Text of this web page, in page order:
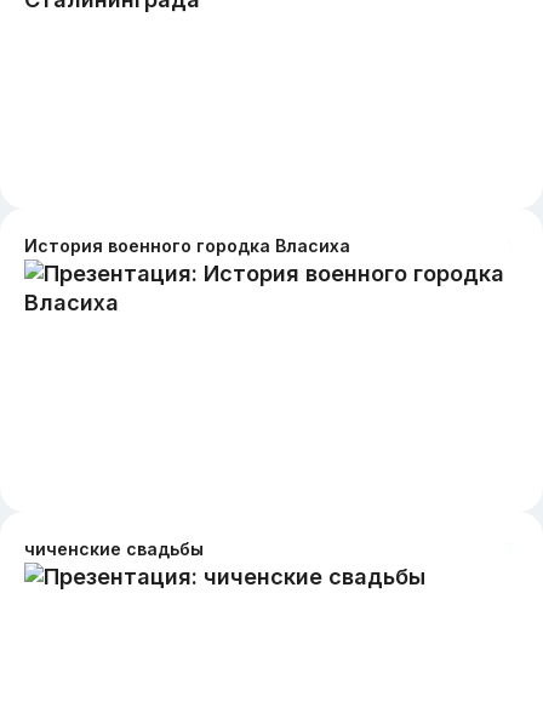
История военного городка Власиха
чиченские свадьбы